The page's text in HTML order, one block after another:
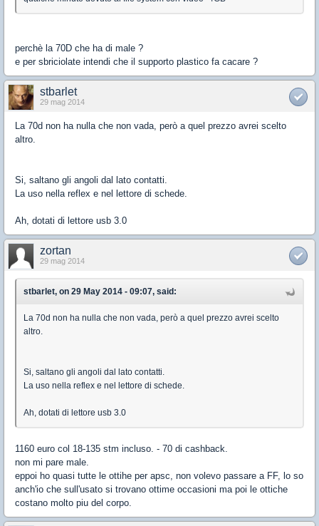
perchè la 70D che ha di male ?
e per sbriciolate intendi che il supporto plastico fa cacare ?
stbarlet
29 mag 2014
La 70d non ha nulla che non vada, però a quel prezzo avrei scelto
altro.
Si, saltano gli angoli dal lato contatti.
La uso nella reflex e nel lettore di schede.
Ah, dotati di lettore usb 3.0
zortan
29 mag 2014
stbarlet, on 29 May 2014 - 09:07, said:
La 70d non ha nulla che non vada, però a quel prezzo avrei scelto
altro.
Si, saltano gli angoli dal lato contatti.
La uso nella reflex e nel lettore di schede.
Ah, dotati di lettore usb 3.0
1160 euro col 18-135 stm incluso. - 70 di cashback.
non mi pare male.
eppoi ho quasi tutte le ottihe per apsc, non volevo passare a FF, lo so
anch'io che sull'usato si trovano ottime occasioni ma poi le ottiche
costano molto piu del corpo.